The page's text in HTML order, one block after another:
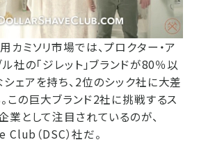
カミソリ市場では、プロクター・ア
ル社の「ジレット」ブランドが80％以
ェアを持ち、2位のシック社に大差
この巨大ブランド2社に挑戦するス
業として注目されているのが、
（DSC）社だ。